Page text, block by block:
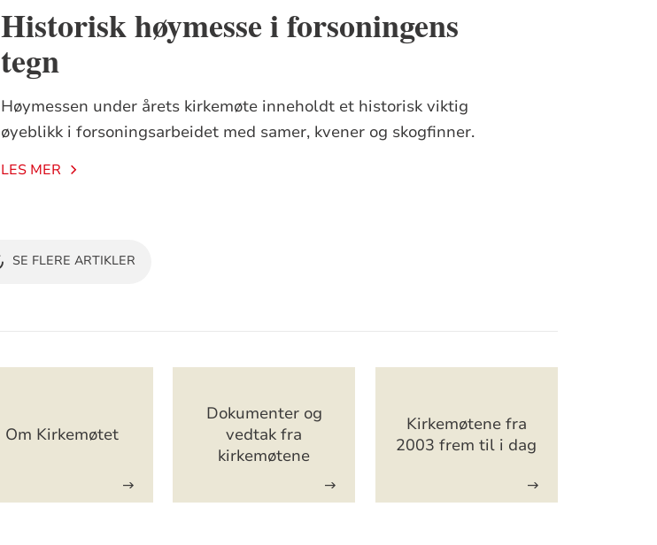
Historisk høymesse i forsoningens
tegn
Høymessen under årets kirkemøte inneholdt et historisk viktig
øyeblikk i forsoningsarbeidet med samer, kvener og skogfinner.
LES MER
SE FLERE ARTIKLER
Om Kirkemøtet
Dokumenter og
vedtak fra
kirkemøtene
Kirkemøtene fra
2003 frem til i dag